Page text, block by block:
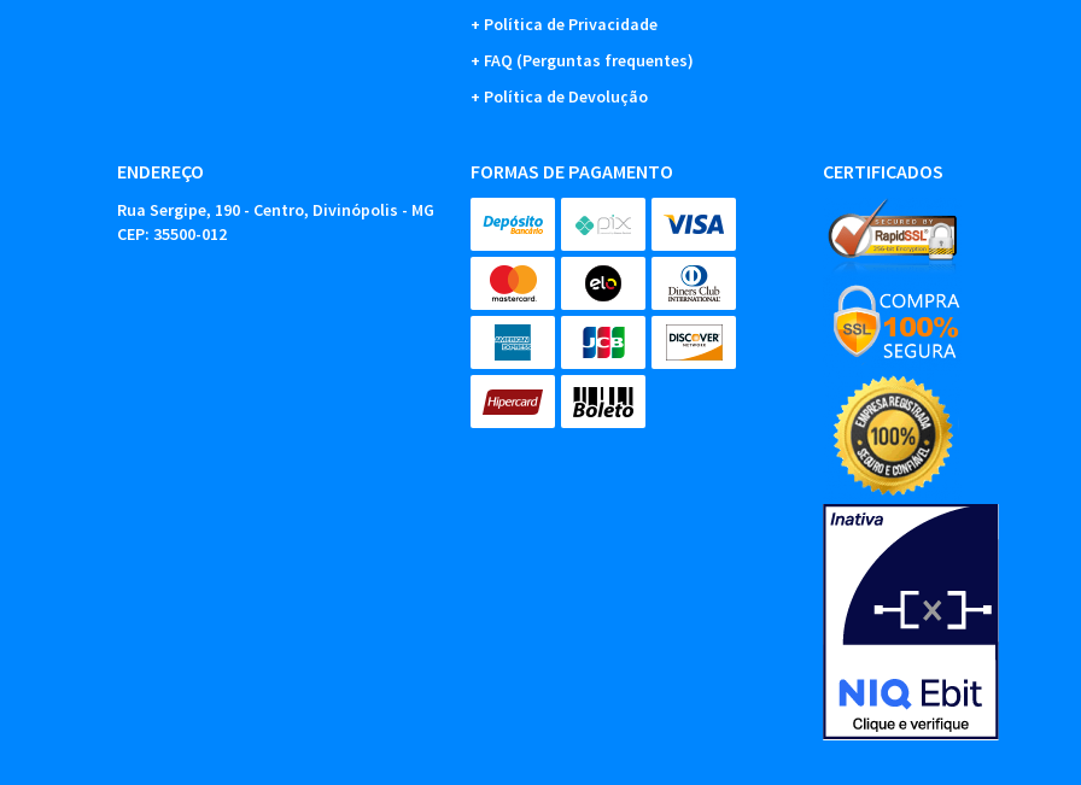
Política de Privacidade
FAQ (Perguntas frequentes)
Política de Devolução
ENDEREÇO
Rua Sergipe, 190 - Centro, Divinópolis - MG
CEP: 35500-012
FORMAS DE PAGAMENTO CERTIFICADOS